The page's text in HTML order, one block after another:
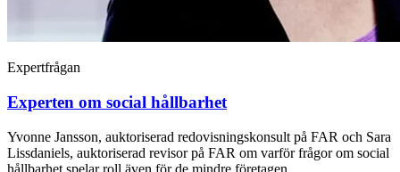
Expertfrågan
Experten om social hållbarhet
Yvonne Jansson, auktoriserad redovisningskonsult på FAR och Sara
Lissdaniels, auktoriserad revisor på FAR om varför frågor om social
hållbarhet spelar roll även för de mindre företagen.